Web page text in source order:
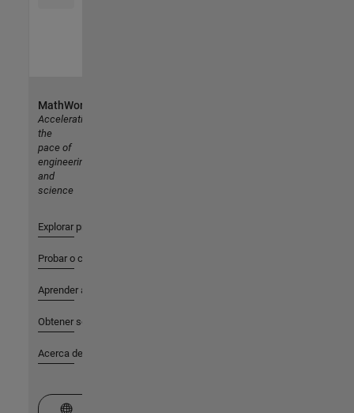
MathWorks
Accelerating
the
pace of
engineering
and
science
Explorar productos
Probar o comprar
Aprender a utilizar
Obtener soporte
Acerca de MathWorks
Seleccione un país/idioma